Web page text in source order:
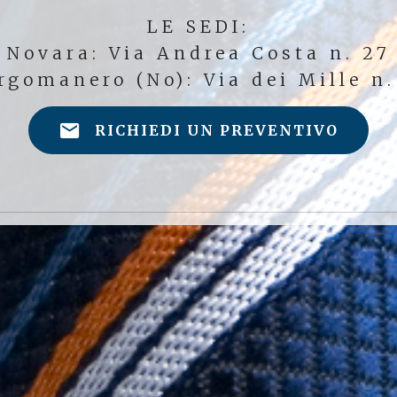
LE SEDI:
Novara: Via Andrea Costa n. 27
(No): Via dei Mille n.
RICHIEDI UN PREVENTIVO